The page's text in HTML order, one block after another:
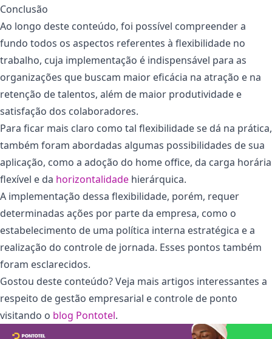
Conclusão
Ao longo deste conteúdo, foi possível compreender a
fundo todos os aspectos referentes à flexibilidade no
trabalho, cuja implementação é indispensável para as
organizações que buscam maior eficácia na atração e na
retenção de talentos, além de maior produtividade e
satisfação dos colaboradores.
Para ficar mais claro como tal flexibilidade se dá na prática,
também foram abordadas algumas possibilidades de sua
aplicação, como a adoção do home office, da carga horária
flexível e da horizontalidade hierárquica.
A implementação dessa flexibilidade, porém, requer
determinadas ações por parte da empresa, como o
estabelecimento de uma política interna estratégica e a
realização do controle de jornada. Esses pontos também
foram esclarecidos.
Gostou deste conteúdo? Veja mais artigos interessantes a
respeito de gestão empresarial e controle de ponto
visitando o blog Pontotel.